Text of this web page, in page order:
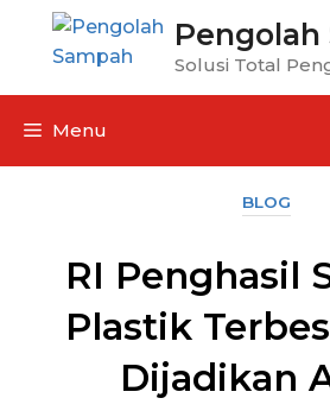
Pengolah
Solusi Total
Menu
BLOG
RI Penghasil
Plastik
Dijadikan